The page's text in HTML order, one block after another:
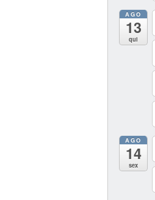
AGO
13
qui
AGO
14
sex